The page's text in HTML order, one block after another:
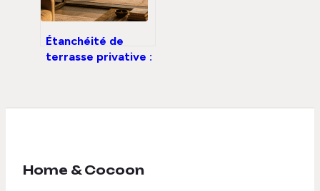
Étanchéité de
terrasse privative :
Home & Cocoon